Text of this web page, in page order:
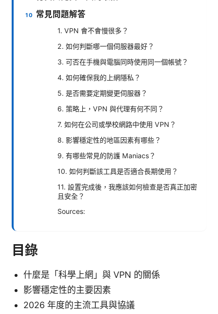
常見問題解答
1. VPN 會不會慢很多？
2. 如何判斷哪一個伺服器最好？
3. 可否在手機與電腦同時使用同一個帳號？
4. 如何確保我的上網隱私？
5. 是否需要定期變更伺服器？
6. 策略上，VPN 與代理有何不同？
7. 如何在公司或學校網路中使用 VPN？
8. 影響穩定性的地區因素有哪些？
9. 有哪些常見的防護 Maniacs？
10. 如何判斷該工具是否適合長期使用？
11. 設置完成後，我應該如何檢查是否真正加密
且安全？
Sources:
目錄
什麼是「科學上網」與 VPN 的關係
影響穩定性的主要因素
2026 年度的主流工具與協議